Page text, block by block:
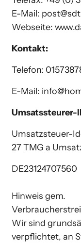
E-Mail:
Kontakt:
Telefon:
E-Mail:
Umsatssteurer-
Umsatzsteuer-
27 TMG a
DE23124707560
Hinweis gem.
Wir sind
verpflichtet, an